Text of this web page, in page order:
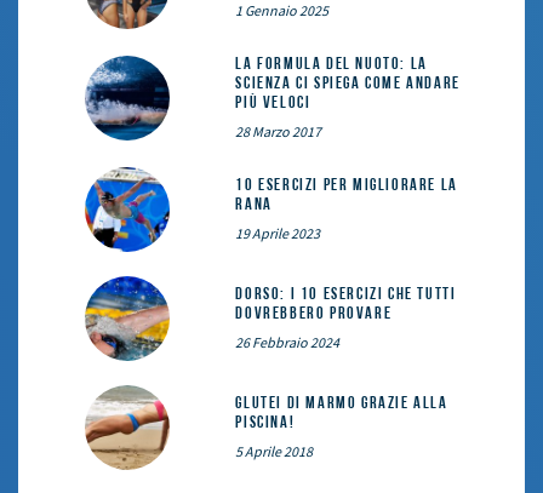
1 Gennaio 2025
La formula del nuoto: la
scienza ci spiega come andare
più veloci
28 Marzo 2017
10 esercizi per migliorare la
rana
19 Aprile 2023
DORSO: i 10 esercizi che tutti
dovrebbero provare
26 Febbraio 2024
Glutei di marmo grazie alla
piscina!
5 Aprile 2018